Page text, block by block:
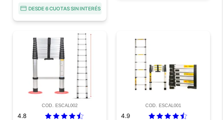
DESDE 6 CUOTAS SIN INTERÉS
COD. ESCAL002
4.8
COD. ESCAL001
4.9